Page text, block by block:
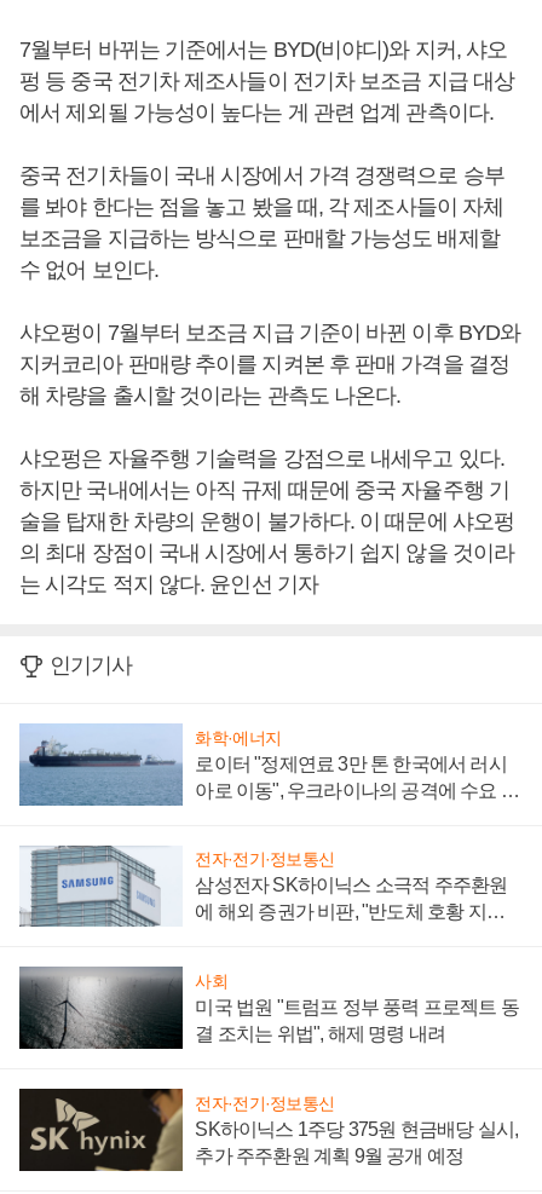
7월부터 바뀌는 기준에서는 BYD(비야디)와 지커, 샤오
펑 등 중국 전기차 제조사들이 전기차 보조금 지급 대상
에서 제외될 가능성이 높다는 게 관련 업계 관측이다.
중국 전기차들이 국내 시장에서 가격 경쟁력으로 승부
를 봐야 한다는 점을 놓고 봤을 때, 각 제조사들이 자체
보조금을 지급하는 방식으로 판매할 가능성도 배제할
수 없어 보인다.
샤오펑이 7월부터 보조금 지급 기준이 바뀐 이후 BYD와
지커코리아 판매량 추이를 지켜본 후 판매 가격을 결정
해 차량을 출시할 것이라는 관측도 나온다.
샤오펑은 자율주행 기술력을 강점으로 내세우고 있다.
하지만 국내에서는 아직 규제 때문에 중국 자율주행 기
술을 탑재한 차량의 운행이 불가하다. 이 때문에 샤오펑
의 최대 장점이 국내 시장에서 통하기 쉽지 않을 것이라
는 시각도 적지 않다. 윤인선 기자
인기기사
화학·에너지
로이터 "정제연료 3만 톤 한국에서 러시
아로 이동", 우크라이나의 공격에 수요 늘
전자·전기·정보통신
삼성전자 SK하이닉스 소극적 주주환원
에 해외 증권가 비판, "반도체 호황 지속
사회
미국 법원 "트럼프 정부 풍력 프로젝트 동
결 조치는 위법", 해제 명령 내려
전자·전기·정보통신
SK하이닉스 1주당 375원 현금배당 실시,
추가 주주환원 계획 9월 공개 예정